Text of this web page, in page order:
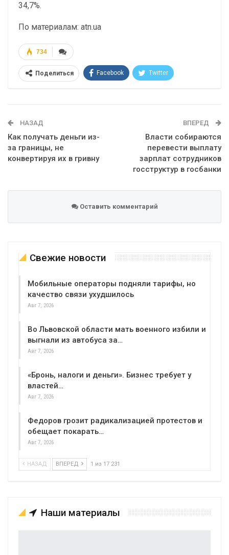
34,7%.
По материалам: atn.ua
734
Поделиться Facebook Twitter
НАЗАД
Как получать деньги из-
за границы, не
конвертируя их в гривну
ВПЕРЕД
Власти собираются
перевести выплату
зарплат сотрудников
госструктур в госбанки
Оставить комментарий
Свежие новости
Мобильные операторы подняли тарифы, но
качество связи ухудшилось
Авг 7, 2026
Во Львовской области мать военного избили и
выгнали из автобуса за…
Авг 7, 2026
«Бронь, налоги и деньги». Бизнес требует у
властей…
Авг 7, 2026
Федоров грозит радикализацией протестов и
обещает покарать…
Авг 7, 2026
НАЗАД ВПЕРЕД 1 из 17 231
Наши материалы